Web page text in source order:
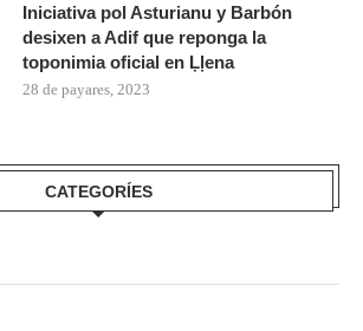
Iniciativa pol Asturianu y Barbón
desixen a Adif que reponga la
toponimia oficial en Ḷḷena
28 de payares, 2023
CATEGORÍES